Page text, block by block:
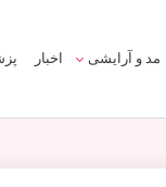
مد و آرایشی اخبار